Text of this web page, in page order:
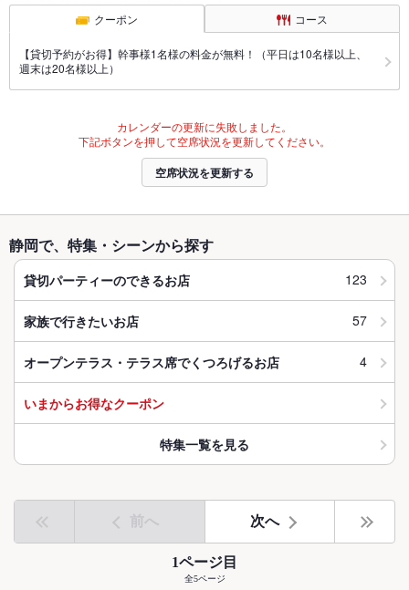
クーポン コース
【貸切予約がお得】幹事様1名様の料金が無料！（平日は10名様以上、
週末は20名様以上）
カレンダーの更新に失敗しました。
下記ボタンを押して空席状況を更新してください。
空席状況を更新する
静岡で、特集・シーンから探す
貸切パーティーのできるお店 123
家族で行きたいお店 57
オープンテラス・テラス席でくつろげるお店 4
いまからお得なクーポン
特集一覧を見る
前へ 次へ
1ページ目
全5ページ